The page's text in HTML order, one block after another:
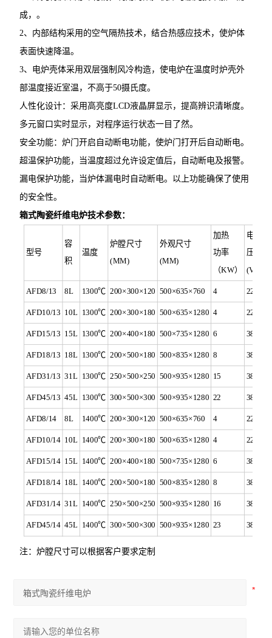
成，。
2、内部结构采用的空气隔热技术，结合热感应技术，使炉体
表面快速降温。
3、电炉壳体采用双层强制风冷构造，使电炉在温度时炉壳外
部温度接近室温，不高于50摄氏度。
人性化设计：采用高亮度LCD液晶屏显示，提高辨识清晰度。
多元窗口实时显示，对程序运行状态一目了然。
安全功能：炉门开启自动断电功能，使炉门打开后自动断电。
超温保护功能，当温度超过允许设定值后，自动断电及报警。
漏电保护功能，当炉体漏电时自动断电。以上功能确保了使用
的安全性。
箱式陶瓷纤维电炉技术参数：
型号
容
积
温度
炉膛尺寸
(MM)
外观尺寸
(MM)
加热
功率
（KW）
电
压
(V)
AFD8/13 8L 1300℃ 200×300×120 500×635×760 4 220
AFD10/13 10L 1300℃ 200×300×180 500×635×1280 4 220
AFD15/13 15L 1300℃ 200×400×180 500×735×1280 6 380
AFD18/13 18L 1300℃ 200×500×180 500×835×1280 8 380
AFD31/13 31L 1300℃ 250×500×250 500×935×1280 15 380
AFD45/13 45L 1300℃ 300×500×300 500×935×1280 22 380
AFD8/14 8L 1400℃ 200×300×120 500×635×760 4 220
AFD10/14 10L 1400℃ 200×300×180 500×635×1280 4 220
AFD15/14 15L 1400℃ 200×400×180 500×735×1280 6 380
AFD18/14 18L 1400℃ 200×500×180 500×835×1280 8 380
AFD31/14 31L 1400℃ 250×500×250 500×935×1280 16 380
AFD45/14 45L 1400℃ 300×500×300 500×935×1280 23 380
注：炉膛尺寸可以根据客户要求定制